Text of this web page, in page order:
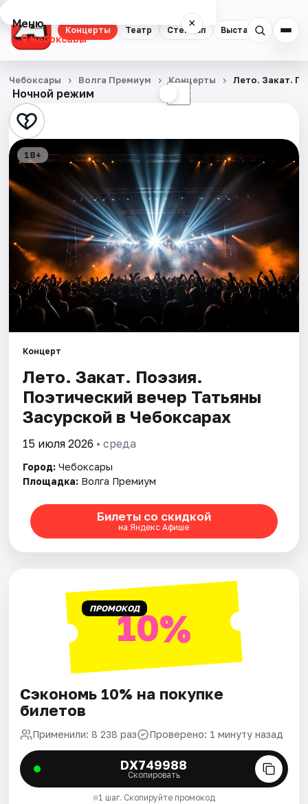
Концерты Театр Стендап Выставки
Меню ×
Чебоксары
Концерты
Театр
Стендап
Выставки
Экскурсии
События
Города
Площадки
Рейтинги
Ночной режим ☾
Чебоксары Волга Премиум Концерты Лето. Закат.
18+
Концерт
Лето. Закат. Поэзия.
Поэтический вечер Татьяны
Засурской в Чебоксарах
15 июля 2026 • среда
Город: Чебоксары
Площадка: Волга Премиум
Билеты со скидкой
на Яндекс Афише
ПРОМОКОД10%
Сэкономь 10% на покупке
билетов
Применили: 8 238 раз Проверено: 1 минуту назад
DX749988
Скопировать
1 шаг. Скопируйте промокод